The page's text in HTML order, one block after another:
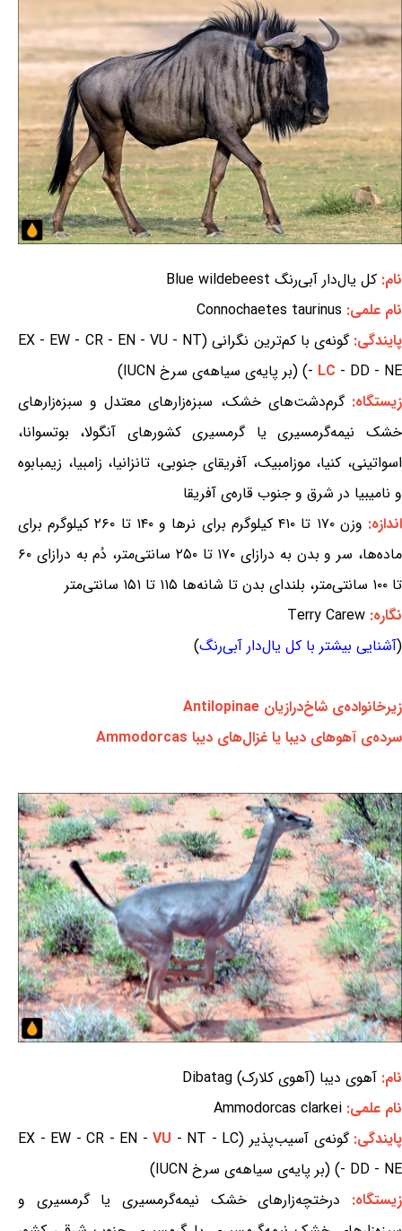
نام: کل یال‌دار آبی‌رنگ Blue wildebeest
نام علمی: Connochaetes taurinus
پایندگی:
گونه‌ی با کم‌ترین نگرانی (EX - EW - CR - EN - VU - NT
- LC - DD - NE) (بر پایه‌ی سیاهه‌ی سرخ IUCN)
زیستگاه:گرم‌دشت‌های خشک، سبزه‌زارهای معتدل و سبزه‌زارهای
خشک نیمه‌گرمسیری یا گرمسیری کشورهای آنگولا، بوتسوانا،
اسواتینی، کنیا، موزامبیک، آفریقای جنوبی، تانزانیا، زامبیا، زیمبابوه
و نامیبیا در شرق و جنوب قاره‌ی آفریقا
اندازه:
وزن ۱۷۰ تا ۴۱۰ کیلوگرم برای نرها و ۱۴۰ تا ۲۶۰ کیلوگرم برای
ماده‌ها، سر و بدن به درازای ۱۷۰ تا ۲۵۰ سانتی‌متر، دُم به درازای ۶۰
تا ۱۰۰ سانتی‌متر، بلندای بدن تا شانه‌ها ۱۱۵ تا ۱۵۱ سانتی‌متر
نگاره: Terry Carew
(آشنایی بیشتر با کل یال‌دار آبی‌رنگ)
زیرخانواده‌ی شاخ‌درازیان Antilopinae
سرده‌ی آهوهای دیبا یا غزال‌های دیبا Ammodorcas
نام: آهوی دیبا (آهوی کلارک) Dibatag
نام علمی: Ammodorcas clarkei
پایندگی:گونه‌ی آسیب‌پذیر (EX - EW - CR - EN - VU - NT - LC
- DD - NE) (بر پایه‌ی سیاهه‌ی سرخ IUCN)
زیستگاه: درختچه‌زارهای خشک نیمه‌گرمسیری یا گرمسیری و